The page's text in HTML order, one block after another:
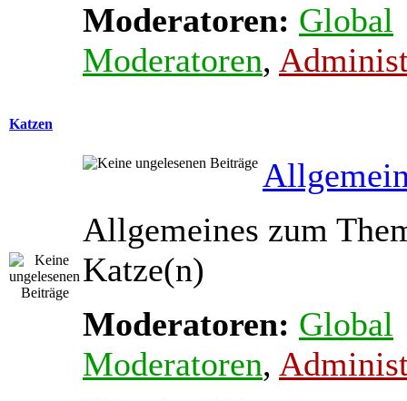
Moderatoren: Global
Moderatoren,
Katzen
Allgemeines zum
Katze(n)
Moderatoren: Global
Moderatoren,